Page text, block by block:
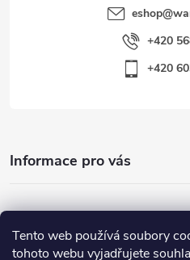
Tento web používá soubory
tohoto webu vyjadřujete
eshop@
+420
+420
Informace pro vás
Nejhledanější